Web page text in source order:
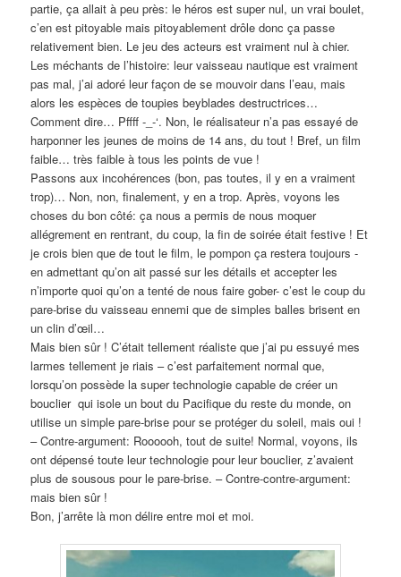
partie, ça allait à peu près: le héros est super nul, un vrai boulet,
c’en est pitoyable mais pitoyablement drôle donc ça passe
relativement bien. Le jeu des acteurs est vraiment nul à chier.
Les méchants de l’histoire: leur vaisseau nautique est vraiment
pas mal, j’ai adoré leur façon de se mouvoir dans l’eau, mais
alors les espèces de toupies beyblades destructrices…
Comment dire… Pffff -_-‘. Non, le réalisateur n’a pas essayé de
harponner les jeunes de moins de 14 ans, du tout ! Bref, un film
faible… très faible à tous les points de vue !
Passons aux incohérences (bon, pas toutes, il y en a vraiment
trop)… Non, non, finalement, y en a trop. Après, voyons les
choses du bon côté: ça nous a permis de nous moquer
allégrement en rentrant, du coup, la fin de soirée était festive ! Et
je crois bien que de tout le film, le pompon ça restera toujours -
en admettant qu’on ait passé sur les détails et accepter les
n’importe quoi qu’on a tenté de nous faire gober- c’est le coup du
pare-brise du vaisseau ennemi que de simples balles brisent en
un clin d’œil…
Mais bien sûr ! C’était tellement réaliste que j’ai pu essuyé mes
larmes tellement je riais – c’est parfaitement normal que,
lorsqu’on possède la super technologie capable de créer un
bouclier qui isole un bout du Pacifique du reste du monde, on
utilise un simple pare-brise pour se protéger du soleil, mais oui !
– Contre-argument: Roooooh, tout de suite! Normal, voyons, ils
ont dépensé toute leur technologie pour leur bouclier, z’avaient
plus de sousous pour le pare-brise. – Contre-contre-argument:
mais bien sûr !
Bon, j’arrête là mon délire entre moi et moi.